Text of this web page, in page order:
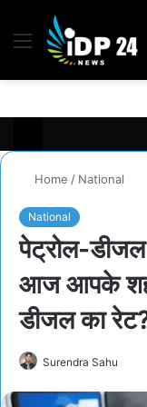
Menu
Home / National
National
पेट्रोल-
आज आपके
डीजल का
Surendra Sahu